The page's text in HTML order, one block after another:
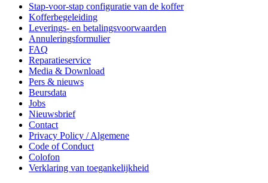
Stap-voor-stap configuratie van de koffer
Kofferbegeleiding
Leverings- en betalingsvoorwaarden
Annuleringsformulier
FAQ
Reparatieservice
Media & Download
Pers & nieuws
Beursdata
Jobs
Nieuwsbrief
Contact
Privacy Policy / Algemene
Code of Conduct
Colofon
Verklaring van toegankelijkheid